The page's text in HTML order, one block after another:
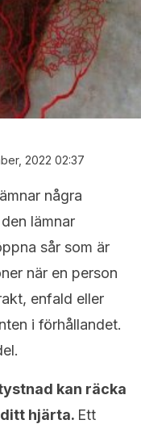
2022 02:37
några
lämnar
sår som är
när en person
enfald eller
i förhållandet.
kan räcka
hjärta. Ett